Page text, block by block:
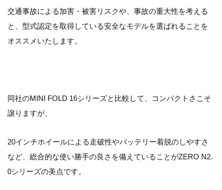
交通事故による加害・被害リスクや、事故の重大性を考える
と、型式認定を取得している安全なモデルを選ばれることを
オススメいたします。
同社のMINI FOLD 16シリーズと比較して、コンパクトさこそ
譲りますが、
20インチホイールによる走破性やバッテリー着脱のしやすさ
など、総合的な使い勝手の良さを備えていることがZERO N2.
0シリーズの美点です。